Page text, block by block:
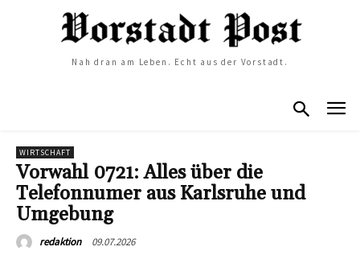
Nah dran am Leben. Echt aus der Vorstadt.
WIRTSCHAFT
Vorwahl 0721: Alles über die
Telefonnumer aus Karlsruhe und
Umgebung
redaktion 09.07.2026